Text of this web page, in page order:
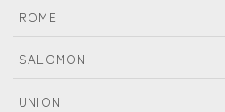
ROME
SALOMON
UNION